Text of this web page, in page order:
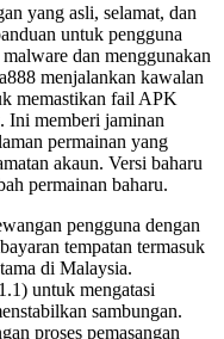
yang asli, selamat, dan
untuk pengguna
dan menggunakan
menjalankan kawalan
memastikan fail APK
Ini memberi jaminan
permainan yang
akaun. Versi baharu
permainan baharu.
pengguna dengan
tempatan termasuk
di Malaysia.
untuk mengatasi
sambungan.
proses pemasangan